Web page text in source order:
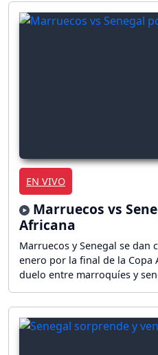
EN VIVO
Marruecos vs
Africana
Marruecos y Senegal se dan
enero por la final de la Copa
duelo entre marroquíes y
Prince Moulay Abdallah
GMT). ¡Sigue el partido en